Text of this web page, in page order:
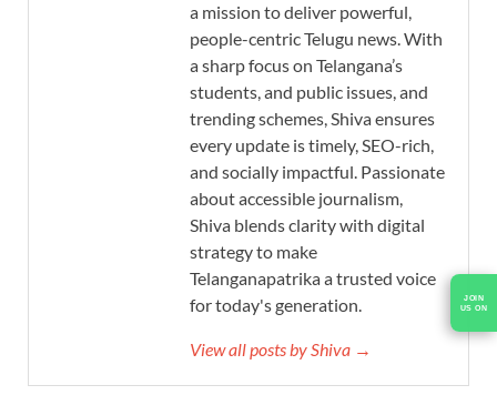
a mission to deliver powerful,
people-centric Telugu news. With
a sharp focus on Telangana’s
students, and public issues, and
trending schemes, Shiva ensures
every update is timely, SEO-rich,
and socially impactful. Passionate
about accessible journalism,
Shiva blends clarity with digital
strategy to make
Telanganapatrika a trusted voice
for today's generation.
View all posts by Shiva →